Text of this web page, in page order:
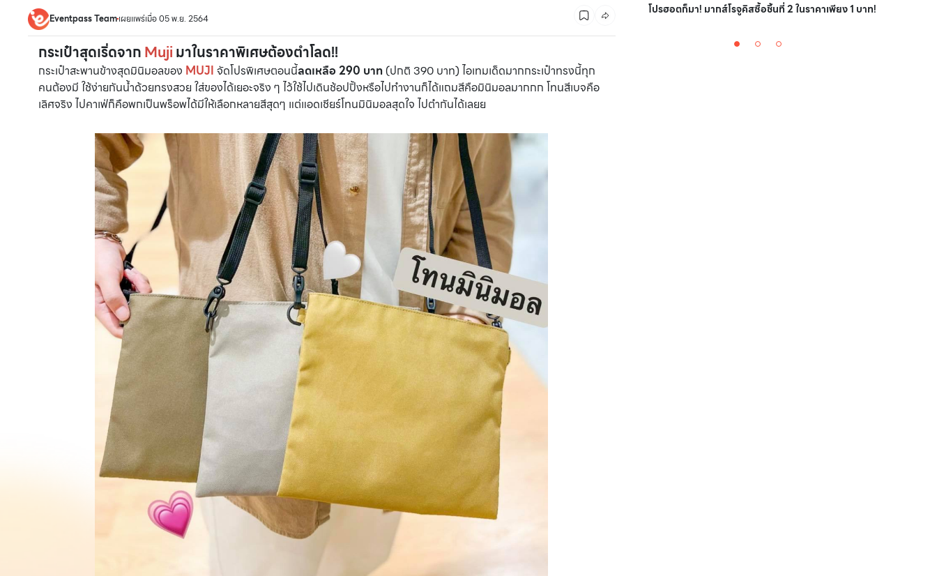
Eventpass Teamเผยแพร่เมื่อ 05 พ.ย. 2564
กระเป๋าสุดเริ่ดจากMujiมาในราคาพิเศษต้องตำโลด!!
กระเป๋าสะพานข้างสุดมินิมอลของ MUJI จัดโปรพิเศษตอนนี้ลดเหลือ 290 บาท(ปกติ 390 บาท) ไอเทมเด็ดมากกระเป๋าทรงนี้ทุก
คนต้องมี ใช้ง่ายกันนํ้าด้วยทรงสวย ใส่ของได้เยอะจริง ๆ ไว้ใช้ไปเดินช้อปปิ้งหรือไปทำงานก็ได้แถมสีคือมินิมอลมากกก โทนสีเบจคือ
เลิศจริง ไปคาเฟ่ก็คือพกเป็นพร็อพได้มีให้เลือกหลายสีสุดๆ แต่แอดเชียร์โทนมินิมอลสุดใจ ไปตำกันได้เลยย
CMG SHOP SHOP รวมแบรนด์ตัวท็อป ลดสูงสุด50% โปรฮอตก็มา! มากส์โรจูคิสซื้อชิ้นที่ 2 ในราคาเพียง 1 บาท!